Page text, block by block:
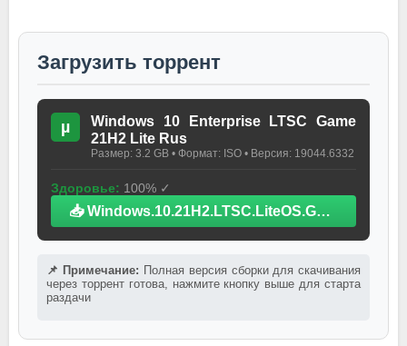
Загрузить торрент
µ
Windows 10 Enterprise LTSC Game
21H2 Lite Rus
Размер: 3.2 GB • Формат: ISO • Версия: 19044.6332
Здоровье: 100% ✓
📥 Windows.10.21H2.LTSC.LiteOS.Games.iso.torrent
📌 Примечание: Полная версия сборки для скачивания
через торрент готова, нажмите кнопку выше для старта
раздачи